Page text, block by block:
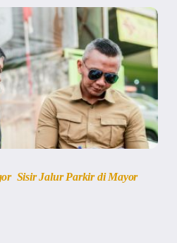
Sisir Jalur Parkir di Mayor